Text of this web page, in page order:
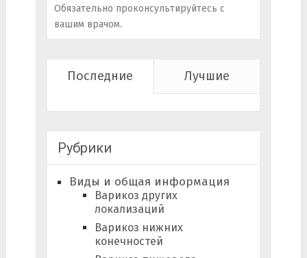
Обязательно проконсультируйтесь с
вашим врачом.
Последние Лучшие
Рубрики
Виды и общая информация
Варикоз других
локализаций
Варикоз нижних
конечностей